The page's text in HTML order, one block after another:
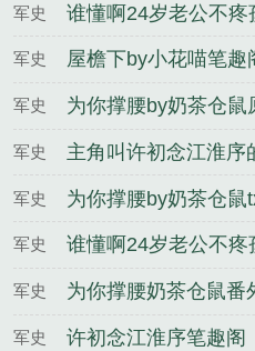
军史
谁懂啊24岁老公不疼
江淮序
军史 屋檐下by小花喵笔趣
军史 为你撑腰by奶茶仓鼠
军史 主角叫许初念江淮序
军史 为你撑腰by奶茶仓鼠
军史
谁懂啊24岁老公不
整版
军史 为你撑腰奶茶仓鼠番
军史 许初念江淮序笔趣阁